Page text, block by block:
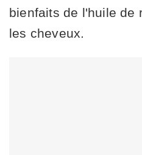
bienfaits de l'huile de
les cheveux.